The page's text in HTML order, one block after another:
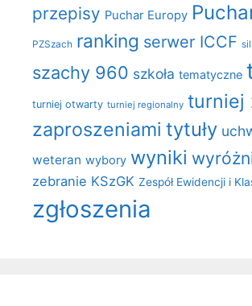
przepisy Puchar Europy
PZSzach ranking serwer ICCF
szachy 960 szkoła tematyczne
turniej otwarty turniej regionalny turniej
zaproszeniami tytuły
weteran wybory wyniki
zebranie KSzGK Zespół Ewidencji i
zgłoszenia